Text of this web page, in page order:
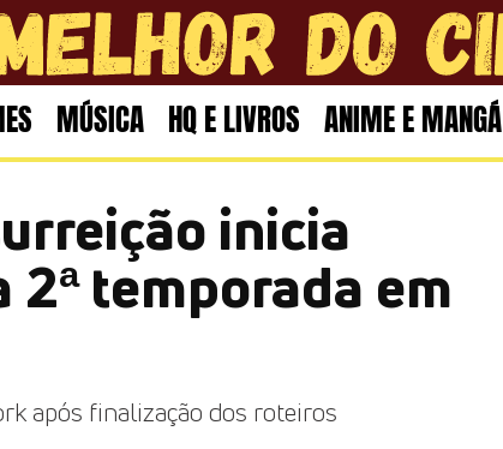
MÚSICA HQ E LIVROS ANIME E MANGÁ
inicia
temporada em
após finalização dos roteiros